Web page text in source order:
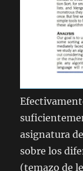
asignatura
sobre los
(temazo de